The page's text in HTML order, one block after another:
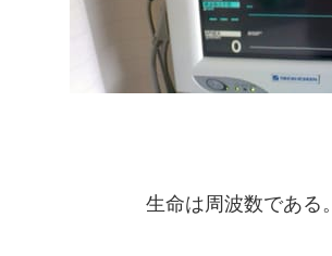
生命は周波数である。